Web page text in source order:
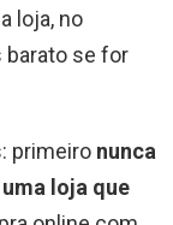
loja, no
barato se for
primeiro nunca
loja que